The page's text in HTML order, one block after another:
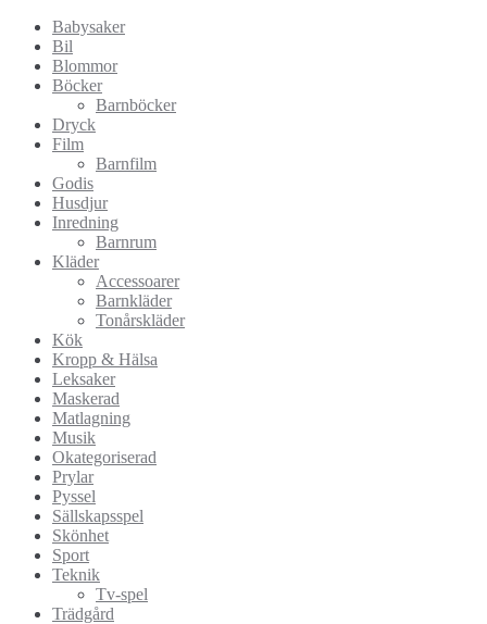
Babysaker
Bil
Blommor
Böcker
Barnböcker
Dryck
Film
Barnfilm
Godis
Husdjur
Inredning
Barnrum
Kläder
Accessoarer
Barnkläder
Tonårskläder
Kök
Kropp & Hälsa
Leksaker
Maskerad
Matlagning
Musik
Okategoriserad
Prylar
Pyssel
Sällskapsspel
Skönhet
Sport
Teknik
Tv-spel
Trädgård